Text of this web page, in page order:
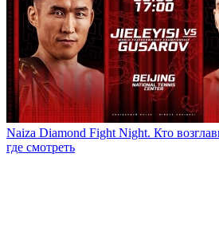
Naiza Diamond Fight Night. Кто
где смотреть